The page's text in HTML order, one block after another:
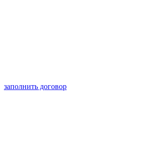
заполнить договор